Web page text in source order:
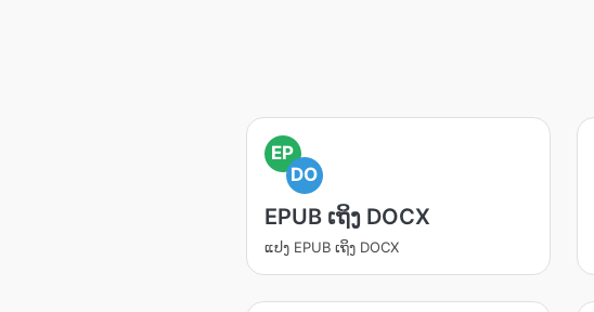
EP
DO
EPUB ເຖິງ DOCX
ແປງ EPUB ເຖິງ DOCX